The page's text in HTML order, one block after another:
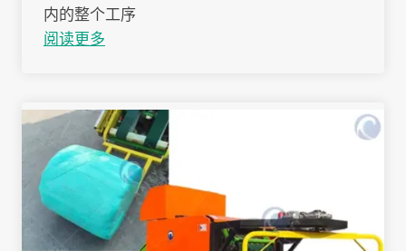
内的整个工序
阅读更多